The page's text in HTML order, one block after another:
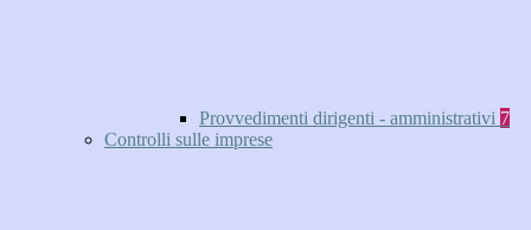
Provvedimenti dirigenti - amministrativi 7
Controlli sulle imprese